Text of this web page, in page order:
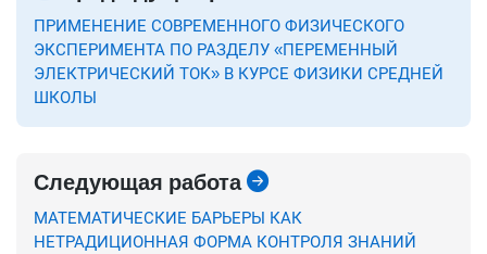
ПРИМЕНЕНИЕ СОВРЕМЕННОГО ФИЗИЧЕСКОГО
ЭКСПЕРИМЕНТА ПО РАЗДЕЛУ «ПЕРЕМЕННЫЙ
ЭЛЕКТРИЧЕСКИЙ ТОК» В КУРСЕ ФИЗИКИ СРЕДНЕЙ
ШКОЛЫ
Следующая работа
МАТЕМАТИЧЕСКИЕ БАРЬЕРЫ КАК
НЕТРАДИЦИОННАЯ ФОРМА КОНТРОЛЯ ЗНАНИЙ